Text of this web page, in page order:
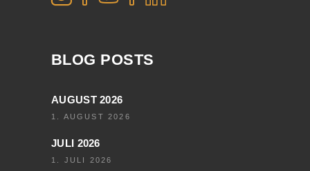
BLOG POSTS
AUGUST 2026
1. AUGUST 2026
JULI 2026
1. JULI 2026